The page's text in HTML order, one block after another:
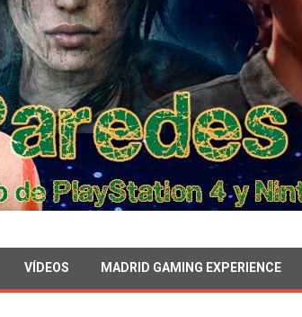
VÍDEOS MADRID GAMING EXPERIENCE